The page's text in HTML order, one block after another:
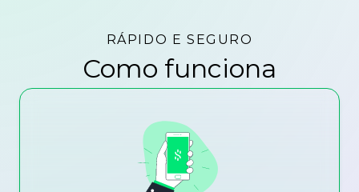
RÁPIDO E SEGURO
Como funciona